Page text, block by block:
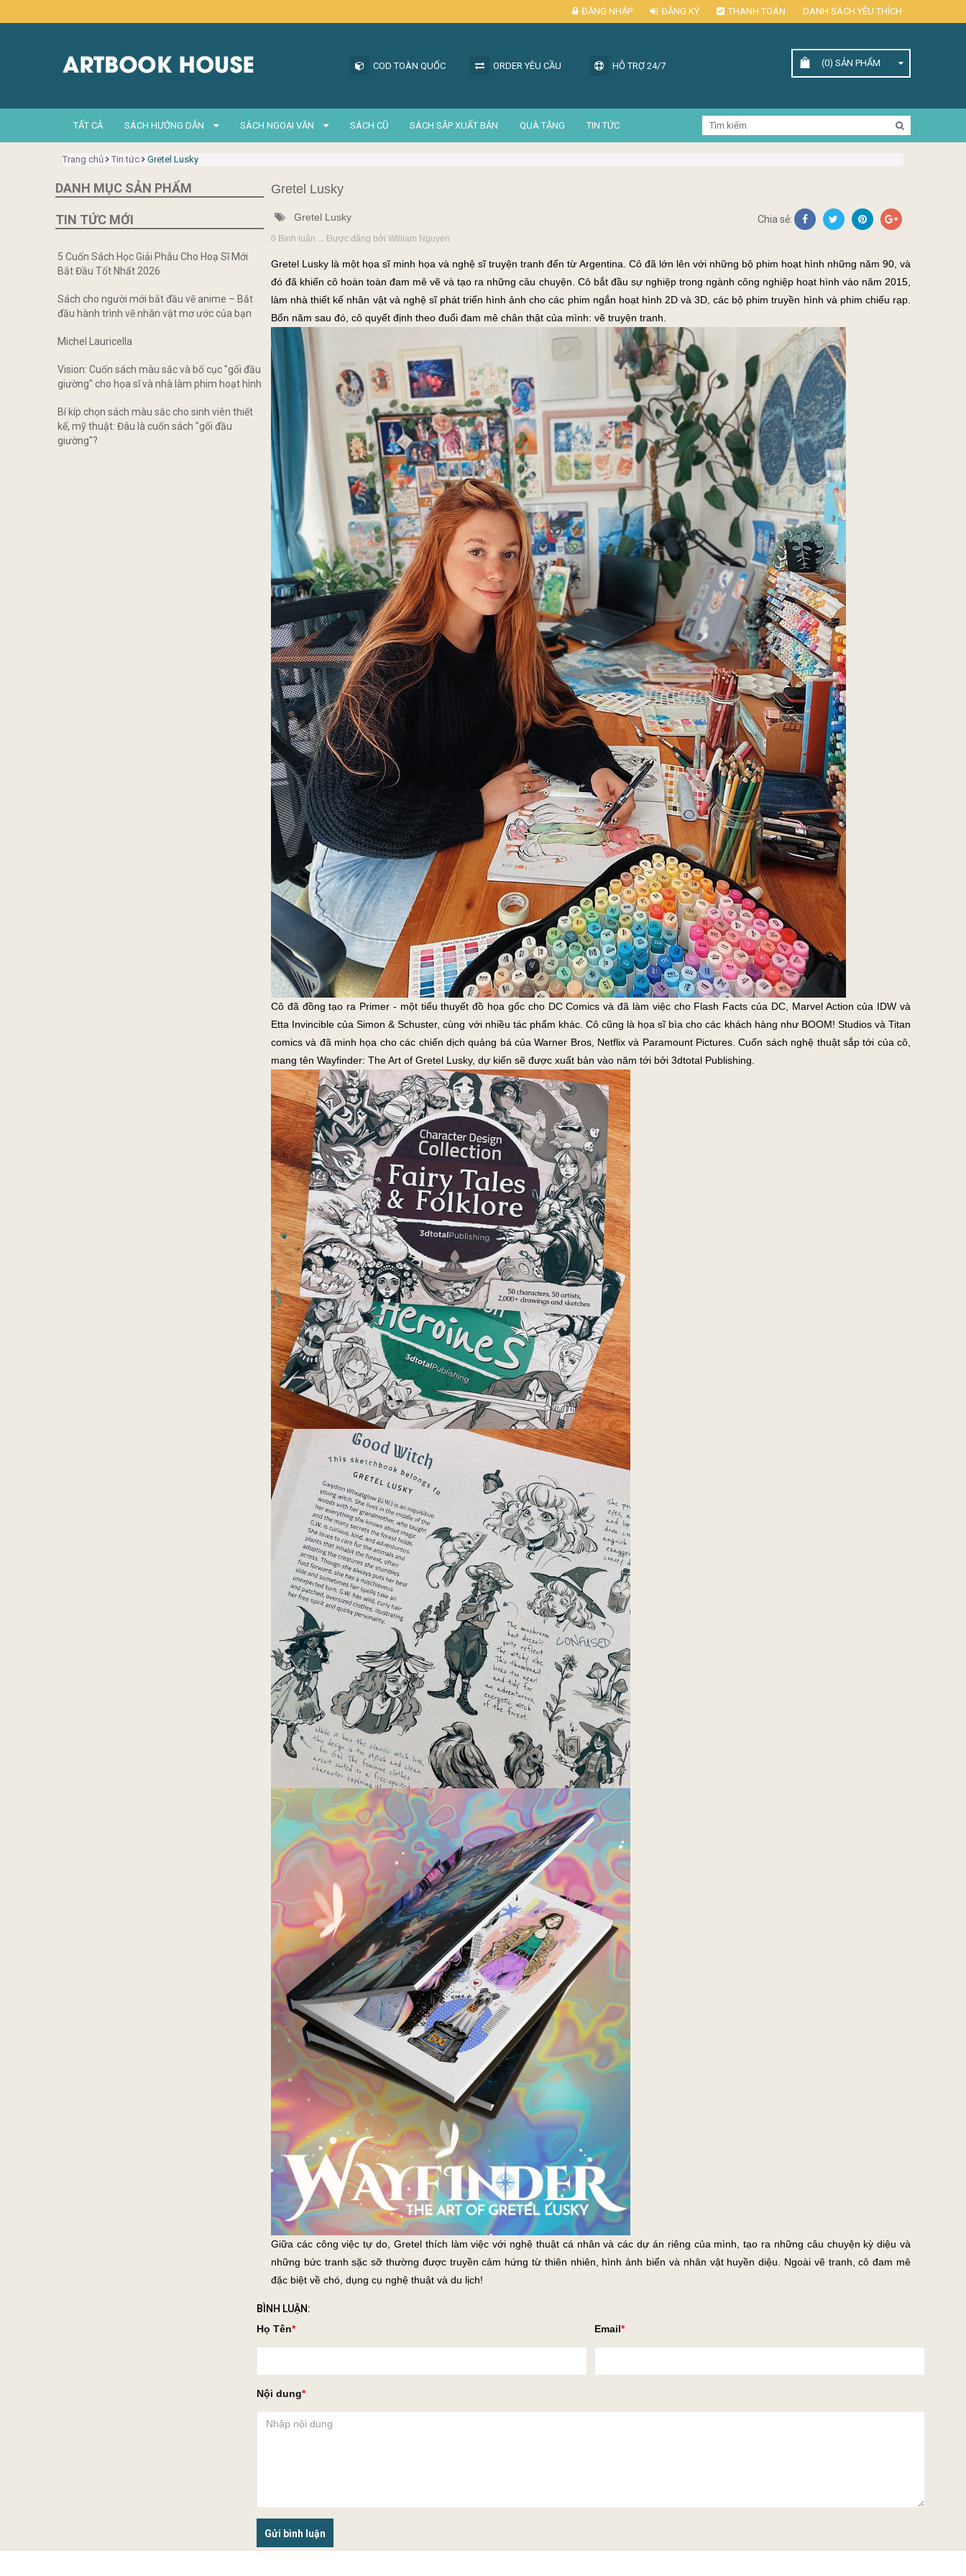
ĐĂNG NHẬP ĐĂNG KÝ THANH TOÁN DANH SÁCH YÊU THÍCH
COD TOÀN QUỐC ORDER YÊU CẦU HỖ TRỢ 24/7 (0) SẢN PHẨM
TẤT CẢ SÁCH HƯỚNG DẪN SÁCH NGOẠI VĂN SÁCH CŨ SÁCH SẮP XUẤT BẢN QUÀ TẶNG TIN TỨC
Trang chủ Tin tức Gretel Lusky
DANH MỤC SẢN PHẨM
TIN TỨC MỚI
5 Cuốn Sách Học Giải Phẫu Cho Hoạ Sĩ Mới
Bắt Đầu Tốt Nhất 2026
Sách cho người mới bắt đầu vẽ anime – Bắt
đầu hành trình vẽ nhân vật mơ ước của bạn
Michel Lauricella
Vision: Cuốn sách màu sắc và bố cục "gối đầu
giường" cho họa sĩ và nhà làm phim hoạt hình
Bí kíp chọn sách màu sắc cho sinh viên thiết
kế, mỹ thuật: Đâu là cuốn sách "gối đầu
giường"?
Gretel Lusky
Gretel Lusky Chia sẻ:
0 Bình luận ... Được đăng bởi William Nguyen
Gretel Lusky là một họa sĩ minh họa và nghệ sĩ truyện tranh đến từ Argentina. Cô đã lớn lên với những bộ phim hoạt hình những năm 90, và
đó đã khiến cô hoàn toàn đam mê vẽ và tạo ra những câu chuyện. Cô bắt đầu sự nghiệp trong ngành công nghiệp hoạt hình vào năm 2015,
làm nhà thiết kế nhân vật và nghệ sĩ phát triển hình ảnh cho các phim ngắn hoạt hình 2D và 3D, các bộ phim truyền hình và phim chiếu rạp.
Bốn năm sau đó, cô quyết định theo đuổi đam mê chân thật của mình: vẽ truyện tranh.
Cô đã đồng tạo ra Primer - một tiểu thuyết đồ họa gốc cho DC Comics và đã làm việc cho Flash Facts của DC, Marvel Action của IDW và
Etta Invincible của Simon & Schuster, cùng với nhiều tác phẩm khác. Cô cũng là họa sĩ bìa cho các khách hàng như BOOM! Studios và Titan
comics và đã minh họa cho các chiến dịch quảng bá của Warner Bros, Netflix và Paramount Pictures. Cuốn sách nghệ thuật sắp tới của cô,
mang tên Wayfinder: The Art of Gretel Lusky, dự kiến sẽ được xuất bản vào năm tới bởi 3dtotal Publishing.
Giữa các công việc tự do, Gretel thích làm việc với nghệ thuật cá nhân và các dự án riêng của mình, tạo ra những câu chuyện kỳ diệu và
những bức tranh sặc sỡ thường được truyền cảm hứng từ thiên nhiên, hình ảnh biển và nhân vật huyền diệu. Ngoài vẽ tranh, cô đam mê
đặc biệt về chó, dụng cụ nghệ thuật và du lịch!
BÌNH LUẬN:
Họ Tên
Email
Nội dung
Gửi bình luận